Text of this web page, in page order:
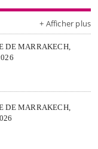
+ Afficher plus
DE MARRAKECH,
DE MARRAKECH,